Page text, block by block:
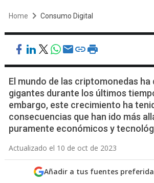
Home Consumo Digital
El mundo de las criptomonedas
gigantes durante los últimos
embargo, este crecimiento ha
consecuencias que han ido más
puramente económicos y
Actualizado el 10 de oct de 2023
Añadir a tus fuentes